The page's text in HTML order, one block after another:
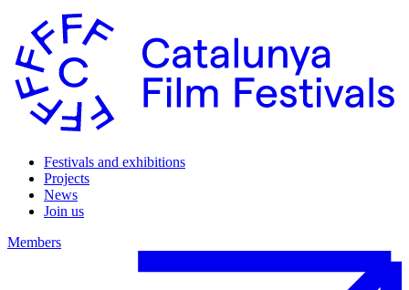
Festivals and exhibitions
Projects
News
Join us
Members